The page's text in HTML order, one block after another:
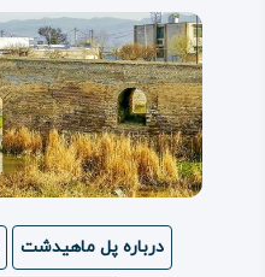
روستاهای
اقامتگاه
درباره پل ماهیدشت